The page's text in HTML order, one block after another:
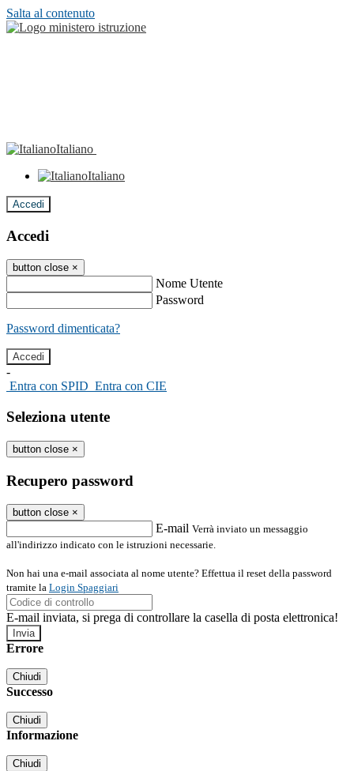
Salta al contenuto
Italiano
Italiano
Accedi
Accedi
button close ×
Nome Utente
Password
Password dimenticata?
-
Entra con SPID Entra con CIE
Seleziona utente
button close ×
Recupero password
button close ×
E-mail Verrà inviato un messaggio
all'indirizzo indicato con le istruzioni necessarie.
Non hai una e-mail associata al nome utente? Effettua il reset della password
tramite la Login Spaggiari
E-mail inviata, si prega di controllare la casella di posta elettronica!
Errore
Chiudi
Successo
Chiudi
Informazione
Chiudi